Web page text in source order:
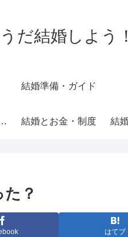
だ結婚しよう！
結婚準備・ガイド
にくい理由と選択肢 結婚とお金・制度
？
はてブ